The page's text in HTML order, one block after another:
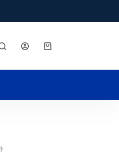
Carro
compra